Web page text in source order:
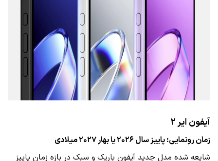
آیفون ایر ۲
زمان رونمایی: پاییز سال ۲۰۲۶ یا بهار ۲۰۲۷ میلادی
شایعه شده مدل جدید آیفون باریک و سبک در بازه زمان پاییز